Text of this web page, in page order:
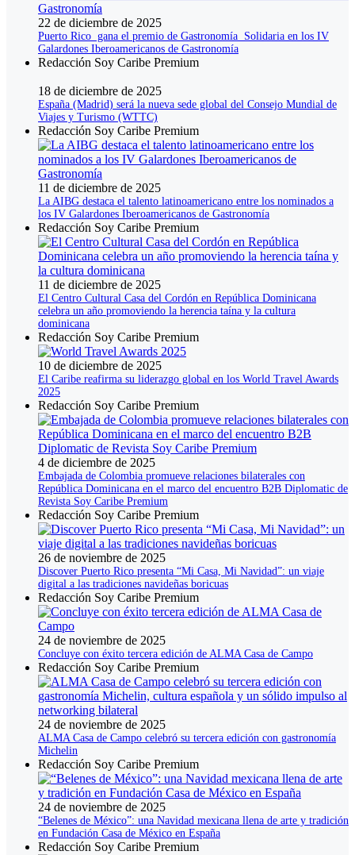
22 de diciembre de 2025
Puerto Rico gana el premio de Gastronomía Solidaria en los IV
Galardones Iberoamericanos de Gastronomía
Redacción Soy Caribe Premium
18 de diciembre de 2025
España (Madrid) será la nueva sede global del Consejo Mundial de
Viajes y Turismo (WTTC)
Redacción Soy Caribe Premium
11 de diciembre de 2025
La AIBG destaca el talento latinoamericano entre los nominados a
los IV Galardones Iberoamericanos de Gastronomía
Redacción Soy Caribe Premium
11 de diciembre de 2025
El Centro Cultural Casa del Cordón en República Dominicana
celebra un año promoviendo la herencia taína y la cultura
dominicana
Redacción Soy Caribe Premium
10 de diciembre de 2025
El Caribe reafirma su liderazgo global en los World Travel Awards
2025
Redacción Soy Caribe Premium
4 de diciembre de 2025
Embajada de Colombia promueve relaciones bilaterales con
República Dominicana en el marco del encuentro B2B Diplomatic de
Revista Soy Caribe Premium
Redacción Soy Caribe Premium
26 de noviembre de 2025
Discover Puerto Rico presenta “Mi Casa, Mi Navidad”: un viaje
digital a las tradiciones navideñas boricuas
Redacción Soy Caribe Premium
24 de noviembre de 2025
Concluye con éxito tercera edición de ALMA Casa de Campo
Redacción Soy Caribe Premium
24 de noviembre de 2025
ALMA Casa de Campo celebró su tercera edición con gastronomía
Michelin
Redacción Soy Caribe Premium
24 de noviembre de 2025
“Belenes de México”: una Navidad mexicana llena de arte y tradición
en Fundación Casa de México en España
Redacción Soy Caribe Premium